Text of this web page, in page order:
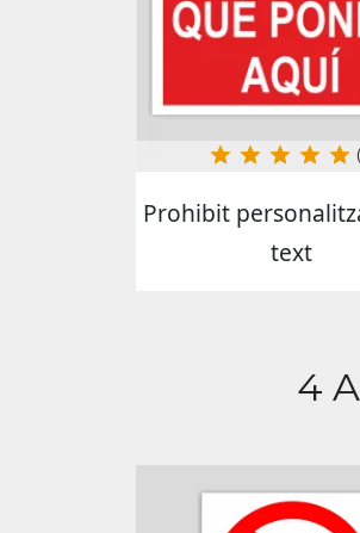
Prohibit
text
4